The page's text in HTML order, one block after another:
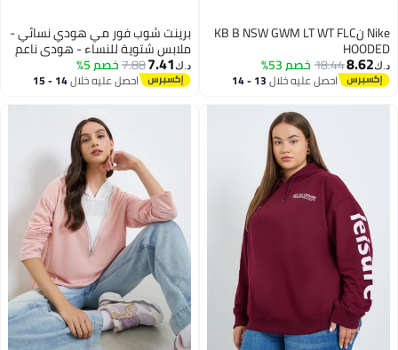
Nike نKB B NSW GWM LT WT FLC
HOODED
د.ك‏8.62
18.44خصم 53%
احصل عليه خلال 13 - 14
16
برينت شوب فور مي هودي نسائي -
ملابس شتوية للنساء - هودي ناعم
ودافئ للسيدات، هودي بأكمام
طويلة للنساء، ملابس شتوية مريحة
د.ك‏7.41
7.88خصم 5%
احصل عليه خلال 14 - 15